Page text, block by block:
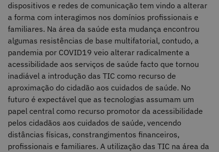
dispositivos e redes de comunicação tem vindo a alterar
a forma com interagimos nos domínios profissionais e
familiares. Na área da saúde esta mudança encontrou
algumas resistências de base multifatorial, contudo, a
pandemia por COVID19 veio alterar radicalmente a
acessibilidade aos serviços de saúde facto que tornou
inadiável a introdução das TIC como recurso de
aproximação do cidadão aos cuidados de saúde. No
futuro é expectável que as tecnologias assumam um
papel central como recurso promotor da acessibilidade
pelos cidadãos aos cuidados de saúde, vencendo
distâncias físicas, constrangimentos financeiros,
profissionais e familiares. A utilização das TIC na área da